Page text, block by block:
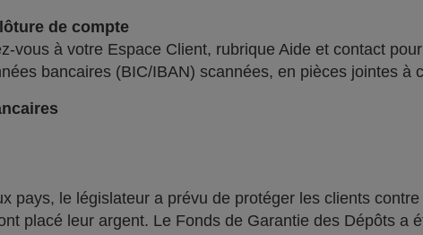
de compte
vous à votre Espace Client, rubrique Aide et contact
bancaires (BIC/IBAN) scannées, en pièces jointes à
pays, le législateur a prévu de protéger les clients
placé leur argent. Le Fonds de Garantie des Dépôts a